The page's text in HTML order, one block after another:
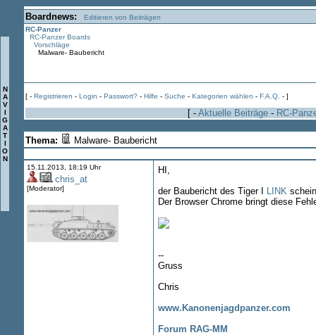
N
A
V
I
G
A
T
I
O
N
Boardnews:
Editieren von Beiträgen
RC-Panzer
RC-Panzer Boards
Vorschläge
Malware- Baubericht
[ - Registrieren - Login - Passwort? - Hilfe - Suche - Kategorien wählen - F.A.Q. - ]
[ - Aktuelle Beiträge - RC-
Thema: Malware- Baubericht
15.11.2013, 18:19 Uhr
chris_at
[Moderator]
HI,
der Baubericht des Tiger I
LINK
Der Browser Chrome bringt diese
--
Gruss
Chris
www.Kanonenjagdpanzer.com
Forum RAG-MM